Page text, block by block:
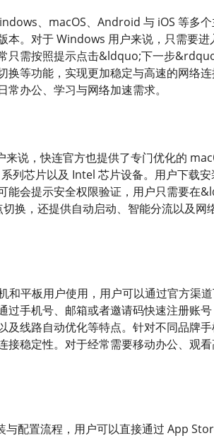
、macOS、Android 与 iOS 等多
本。对于 Windows 用户来说，只需要
只需按照提示点击&ldquo;下一步
换等功能，实现更加稳定与高速的网络
办公、学习与网络加速需求。
说，快连官方也提供了专门优化的
列芯片以及 Intel 芯片设备。用户下载
能会提示安全权限验证，用户只需要
换，还提供自动启动、智能分流以及
平板用户使用，用户可以通过官方渠
过手机号、邮箱或者邀请码快速注册账
及线路自动优化等特点。针对不同品牌
接稳定性。对于经常需要移动办公、观
与配置流程，用户可以直接通过 App